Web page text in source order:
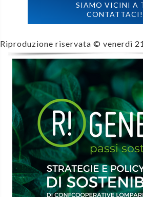
SIAMO VICINI A
CONTATTACI!
Riproduzione riservata © venerdì